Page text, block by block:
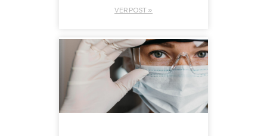
VER POST »